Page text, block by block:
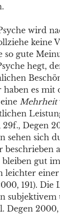
wird
keine
so gute
hegt,
es mit
Mehrheit
Degen
sehen sich
beschrieben
bleiben gut
leichter
191). Die
Degen 2000,